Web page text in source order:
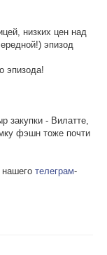
низких цен над
эпизод
эпизода!
закупки - Вилатте,
фэшн тоже почти
нашего телеграм-